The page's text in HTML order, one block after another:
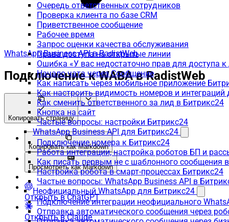
Очередь ответственных сотрудников
Проверка клиента по базе CRM
Приветственное сообщение
Рабочее время
Запрос оценки качества обслуживания
Права доступа на открытые линии
Ошибка «У вас недостаточно прав для доступа
Начало чата через Сообщение
Как написать через мобильное приложение
Как настроить видимость номеров и
Как сменить ответственного за лид в Битрикс24
Кнопка на сайт
Частые вопросы: настройки Битрикс24
WhatsApp Business API для Битрикс24
Подключение номера к Битрикс24
Работа интеграции, настройка роботов БП и
Как писать первым не с шаблонного сообщения
Настройка робота в смарт-процессах Битрикс24
Частые вопросы: WhatsApp Business API в
Неофициальный WhatsApp для Битрикс24
Подключение интеграции неофициального
Отправка автоматического сообщения через
WhatsApp Business API в RadistWeb
Подключение к WABA в RadistWeb
Копировать страницу
Копировать как Markdown
Просмотреть как Markdown
Открыть в ChatGPT
Открыть в Claude